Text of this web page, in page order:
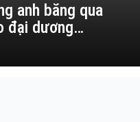
anh băng qua
đại dương…